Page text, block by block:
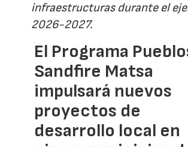
infraestructuras durante el
2026-2027.
El Programa
Sandfire Matsa
impulsará nuevos
proyectos de
desarrollo local en